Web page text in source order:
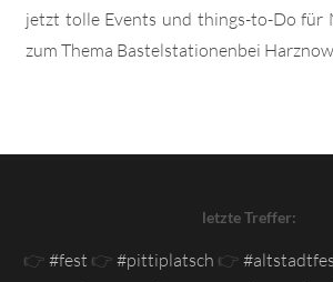
jetzt tolle Events und things-to-Do für
zum Thema Bastelstationenbei
letzte Treffer:
👉 #fest 👉 #pittiplatsch 👉